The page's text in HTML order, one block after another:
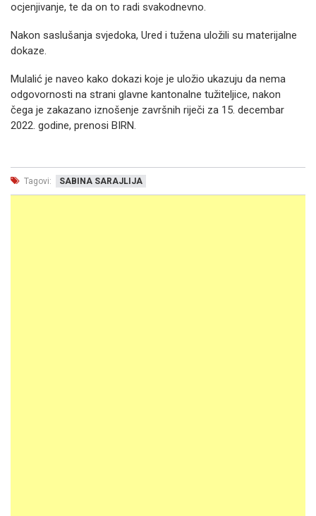
ocjenjivanje, te da on to radi svakodnevno.
Nakon saslušanja svjedoka, Ured i tužena uložili su materijalne
dokaze.
Mulalić je naveo kako dokazi koje je uložio ukazuju da nema
odgovornosti na strani glavne kantonalne tužiteljice, nakon
čega je zakazano iznošenje završnih riječi za 15. decembar
2022. godine, prenosi BIRN.
Tagovi: SABINA SARAJLIJA